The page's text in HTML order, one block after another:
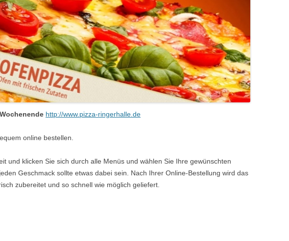
http://www.pizza-ringerhalle.de
online bestellen.
und klicken Sie sich durch alle Menüs und wählen Sie Ihre gewünschten
Geschmack sollte etwas dabei sein. Nach Ihrer Online-Bestellung wird das
zubereitet und so schnell wie möglich geliefert.